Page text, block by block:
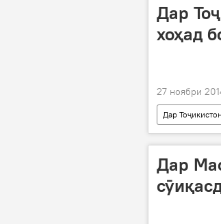
Дар
хоҳад
27 ноябри
Дар Тоҷикистон
Дар